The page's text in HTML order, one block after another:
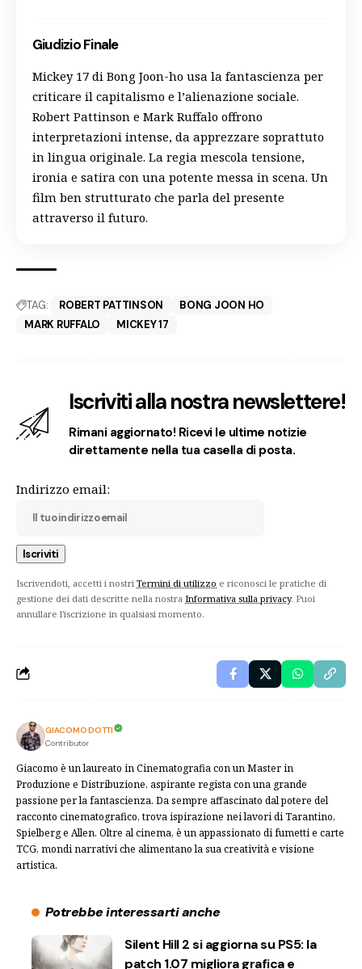
Giudizio Finale
Mickey 17 di Bong Joon-ho usa la fantascienza per
criticare il capitalismo e l’alienazione sociale.
Robert Pattinson e Mark Ruffalo offrono
interpretazioni intense, da apprezzare soprattuto
in lingua originale. La regia mescola tensione,
ironia e satira con una potente messa in scena. Un
film ben strutturato che parla del presente
attraverso il futuro.
TAG: ROBERT PATTINSON
BONG JOON HO
MARK RUFFALO
MICKEY 17
Iscriviti alla nostra newslettere!
Rimani aggiornato! Ricevi le ultime notizie
direttamente nella tua casella di posta.
Indirizzo email:
Iscrivendoti, accetti i nostri Termini di utilizzo e riconosci le pratiche di
gestione dei dati descritte nella nostra Informativa sulla privacy. Puoi
annullare l'iscrizione in qualsiasi momento.
GIACOMO DOTTI
Contributor
Giacomo è un laureato in Cinematografia con un Master in
Produzione e Distribuzione, aspirante regista con una grande
passione per la fantascienza. Da sempre affascinato dal potere del
racconto cinematografico, trova ispirazione nei lavori di Tarantino,
Spielberg e Allen. Oltre al cinema, è un appassionato di fumetti e carte
TCG, mondi narrativi che alimentano la sua creatività e visione
artistica.
Potrebbe interessarti anche
Silent Hill 2 si aggiorna su PS5: la
patch 1.07 migliora grafica e